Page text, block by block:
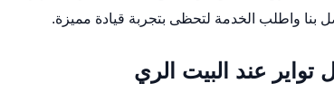
بنا واطلب الخدمة لتحظى بتجربة قيادة مميزة.
تواير عند البيت الري